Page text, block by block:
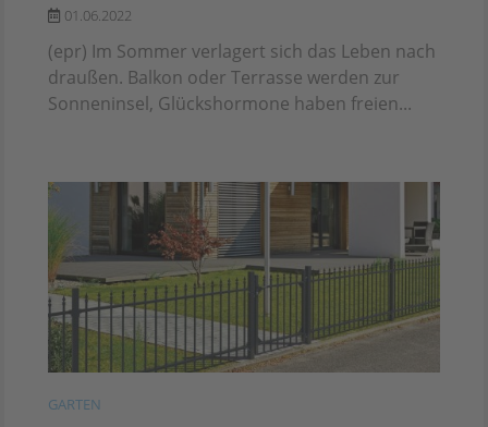
01.06.2022
(epr) Im Sommer verlagert sich das Leben nach
draußen. Balkon oder Terrasse werden zur
Sonneninsel, Glückshormone haben freien...
GARTEN